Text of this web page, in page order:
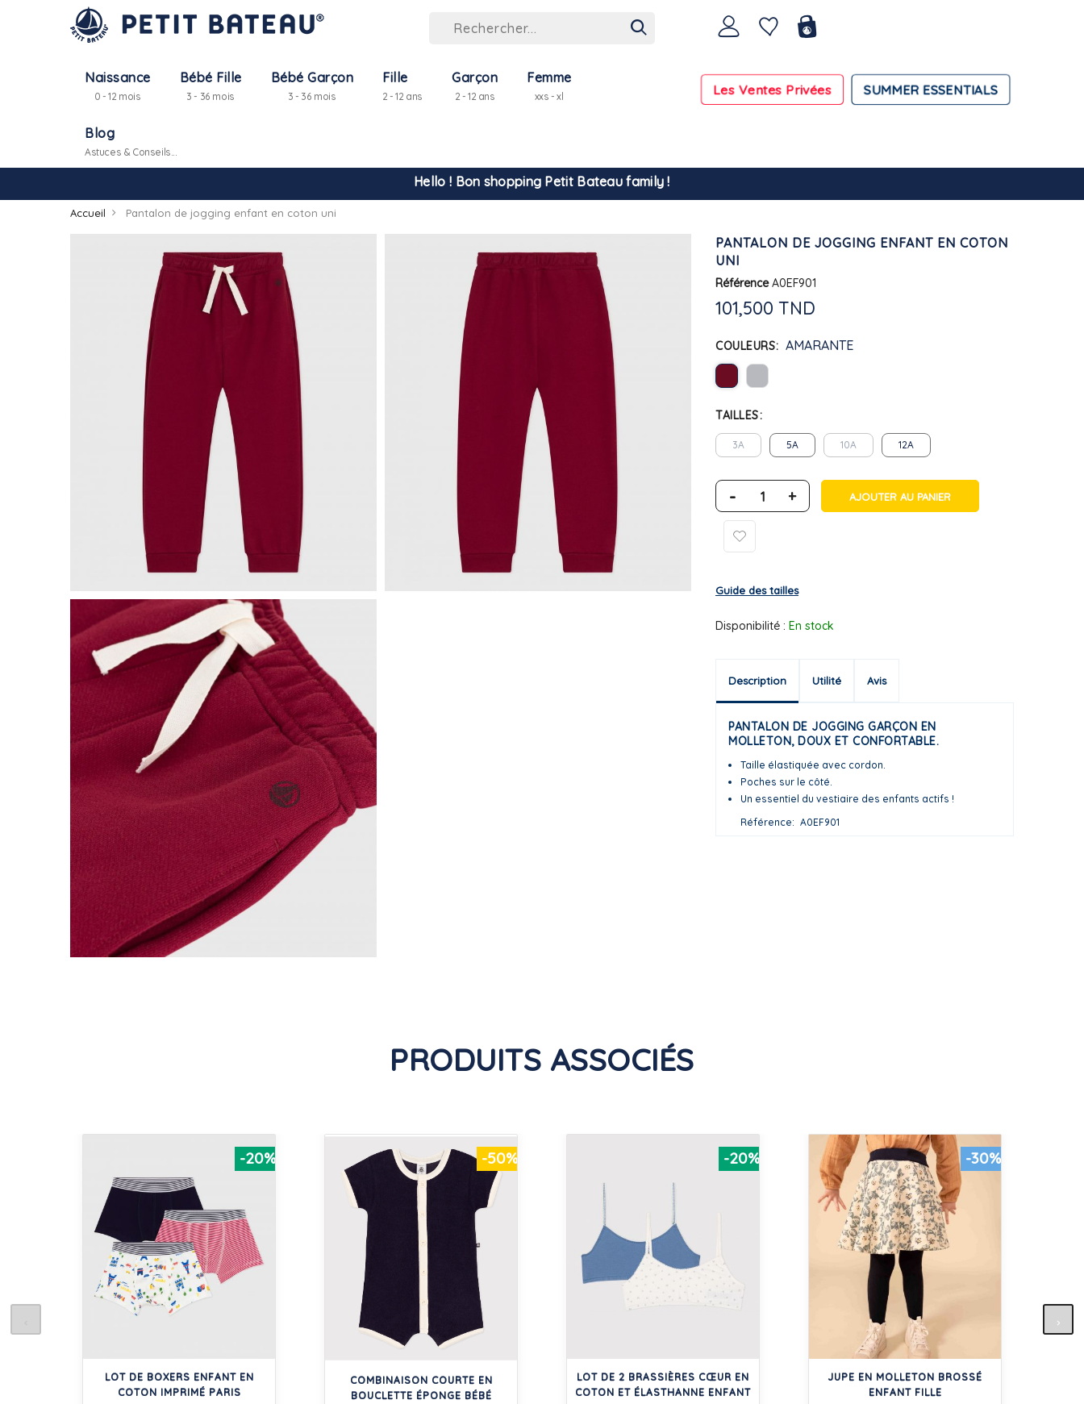
Naissance
0 - 12 mois
Bébé Fille
3 - 36 mois
Bébé Garçon
3 - 36 mois
Fille
2 - 12 ans
Garçon
2 - 12 ans
Femme
xxs - xl SUMMER ESSENTIALS
Les Ventes Privées
Blog
Astuces & Conseils...
Hello ! Bon shopping Petit Bateau family !
-10% pour tout paiement par carte bancaire (hors promo)
Accueil Pantalon de jogging enfant en coton uni
PANTALON DE JOGGING ENFANT EN COTON
UNI
Référence A0EF901
101,500 TND
COULEURS AMARANTE
TAILLES
3A 5A 10A 12A
- + AJOUTER AU PANIER
Guide des tailles
Disponibilité : En stock
Description Utilité Avis
PANTALON DE JOGGING GARÇON EN
MOLLETON, DOUX ET CONFORTABLE.
Taille élastiquée avec cordon.
Poches sur le côté.
Un essentiel du vestiaire des enfants actifs !
Référence
A0EF901
PRODUITS ASSOCIÉS
-20%
LOT DE BOXERS ENFANT EN
COTON IMPRIMÉ PARIS
-50%
COMBINAISON COURTE EN
BOUCLETTE ÉPONGE BÉBÉ
-20%
LOT DE 2 BRASSIÈRES CŒUR EN
COTON ET ÉLASTHANNE ENFANT
-30%
JUPE EN MOLLETON BROSSÉ
ENFANT FILLE